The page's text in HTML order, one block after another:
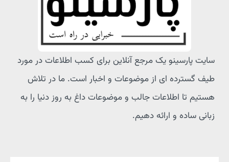
سایت پارسینو یک مرجع آنلاین برای کسب اطلاعات در مورد
طیف گسترده ای از موضوعات و اخبار است. ما در تلاش
هستیم تا اطلاعات جالب و موضوعات داغ به روز دنیا را به
زبانی ساده و ارائه دهیم.